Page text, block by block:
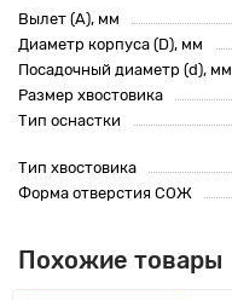
Вылет (A), мм
Диаметр корпуса (D), мм
Посадочный диаметр (d), мм
Размер хвостовика
Тип оснастки
Тип хвостовика
Форма отверстия СОЖ
Похожие товары